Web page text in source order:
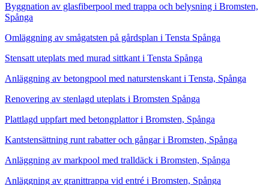
Byggnation av glasfiberpool med trappa och belysning i Bromsten,
Spånga
Omläggning av smågatsten på gårdsplan i Tensta Spånga
Stensatt uteplats med murad sittkant i Tensta Spånga
Anläggning av betongpool med naturstenskant i Tensta, Spånga
Renovering av stenlagd uteplats i Bromsten Spånga
Plattlagd uppfart med betongplattor i Bromsten, Spånga
Kantstensättning runt rabatter och gångar i Bromsten, Spånga
Anläggning av markpool med tralldäck i Bromsten, Spånga
Anläggning av granittrappa vid entré i Bromsten, Spånga